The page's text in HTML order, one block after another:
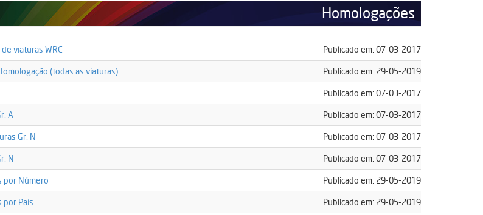
Homologações
viaturas WRC Publicado em: 07-03-2017
(todas as viaturas) Publicado em: 29-05-2019
Publicado em: 07-03-2017
A Publicado em: 07-03-2017
Gr. N Publicado em: 07-03-2017
N Publicado em: 07-03-2017
por Número Publicado em: 29-05-2019
por País Publicado em: 29-05-2019